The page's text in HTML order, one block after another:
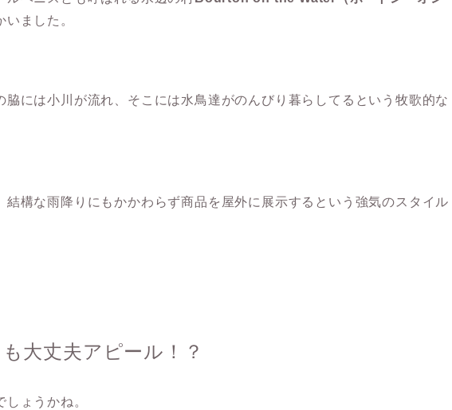
いました。
脇には小川が流れ、そこには水鳥達がのんびり暮らしてるという牧歌的な
結構な雨降りにもかかわらず商品を屋外に展示するという強気のスタイル
大丈夫アピール！？
ょうかね。